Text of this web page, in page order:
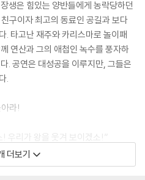
생은 힘있는 양반들에게 농락당하던
구이자 최고의 동료인 공길과 보다
. 타고난 재주와 카리스마로 놀이패
연산과 그의 애첩인 녹수를 풍자하
. 공연은 대성공을 이루지만, 그들은
.
라!
우리가 왕을 웃겨 보이겠소!”
의 목을 칠 것이다”
더보기